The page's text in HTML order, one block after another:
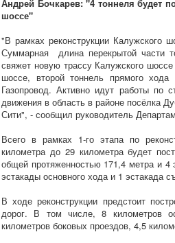
Андрей Бочкарев: "4 тоннеля будет
шоссе"
"В рамках реконструкции Калужского
Суммарная длина перекрытой части
свяжет новую трассу Калужского
шоссе, второй тоннель прямого
Газопровод. Активно идут работы по
движения в область в районе посёлка
Сити", - сообщил руководитель
Всего в рамках 1-го этапа по
километра до 29 километра будет
общей протяженностью 171,4 метра и
эстакады основного хода и 1 эстакада
В ходе реконструкции предстоит
дорог. В том числе, 8 километров
километров боковых проездов, 4,5